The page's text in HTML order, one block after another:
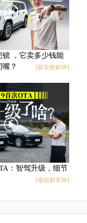
锁 ，它卖多少钱能
？
[新车抢鲜评]
：智驾升级，细节
[电动新车评]